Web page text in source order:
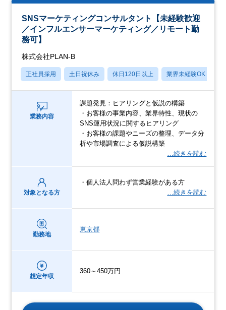
SNSマーケティングコンサルタント【未経験歓迎
／インフルエンサーマーケティング／リモート勤
務可】
株式会社PLAN-B
正社員採用 土日祝休み 休日120日以上 業界未経験OK
業務内容
課題発見：ヒアリングと仮説の構築
・お客様の事業内容、業界特性、現状の
SNS運用状況に関するヒアリング
・お客様の課題やニーズの整理、データ分
析や市場調査による仮説構築
…続きを読む
対象となる方
・個人法人問わず営業経験がある方
…続きを読む
勤務地
東京都
想定年収
360～450万円